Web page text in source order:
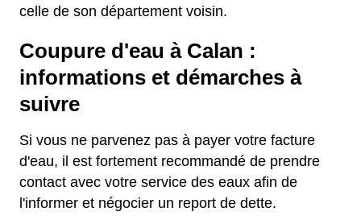
celle de son département voisin.
Coupure d'eau à Calan :
informations et démarches à
suivre
Si vous ne parvenez pas à payer votre facture
d'eau, il est fortement recommandé de prendre
contact avec votre service des eaux afin de
l'informer et négocier un report de dette.